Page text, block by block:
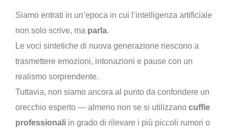
Siamo entrati in un’epoca in cui l’intelligenza artificiale
non solo scrive, ma parla.
Le voci sintetiche di nuova generazione riescono a
trasmettere emozioni, intonazioni e pause con un
realismo sorprendente.
Tuttavia, non siamo ancora al punto da confondere un
orecchio esperto — almeno non se si utilizzano cuffie
professionali in grado di rilevare i più piccoli rumori o